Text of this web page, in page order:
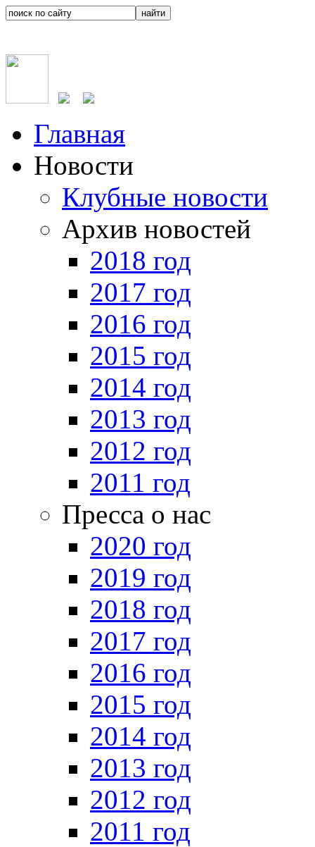
Главная
Новости
Клубные новости
Архив новостей
2018 год
2017 год
2016 год
2015 год
2014 год
2013 год
2012 год
2011 год
Пресса о нас
2020 год
2019 год
2018 год
2017 год
2016 год
2015 год
2014 год
2013 год
2012 год
2011 год